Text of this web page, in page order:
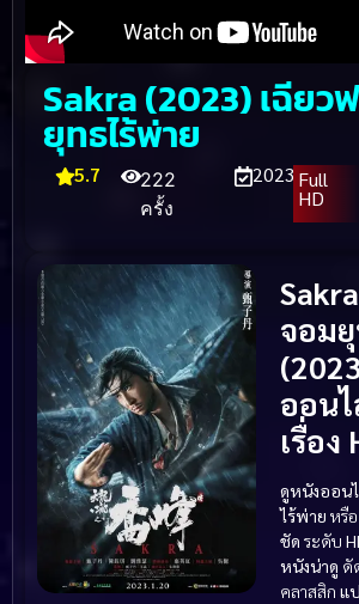
Sakra (2023) เฉียว
ยุทธไร้พ่าย
5.7
222
ครั้ง
2023 Full
HD
จอม
ออน
เรื่อง
ดูหนังออน
ไร้พ่าย หรือ
ชัด ระดับ
หนังน่าดู ดั
คลาสสิก แ